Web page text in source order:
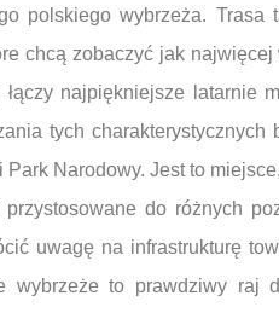
polskiego wybrzeża.
chcą zobaczyć jak
najpiękniejsze latarnie
tych
Narodowy. Jest to
do różnych
uwagę na infrastrukturę
to prawdziwy raj